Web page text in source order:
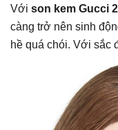
Với son kem Gucci
càng trở nên sinh
hề quá chói. Với sắc